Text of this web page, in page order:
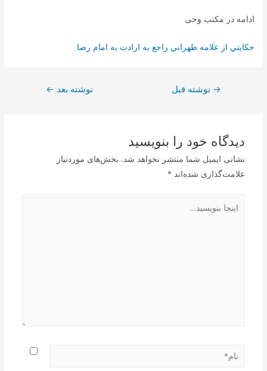
ادامه در مکتب وحی
حكايتي از علامه طهراني راجع به ارادت به امام رضا
راهبری→ نوشته قبل نوشته بعد ←
دیدگاه‌ خود را بنویسید
نشانی ایمیل شما منتشر نخواهد شد. بخش‌های موردنیاز
علامت‌گذاری شده‌اند *
بنویسید…
نام*